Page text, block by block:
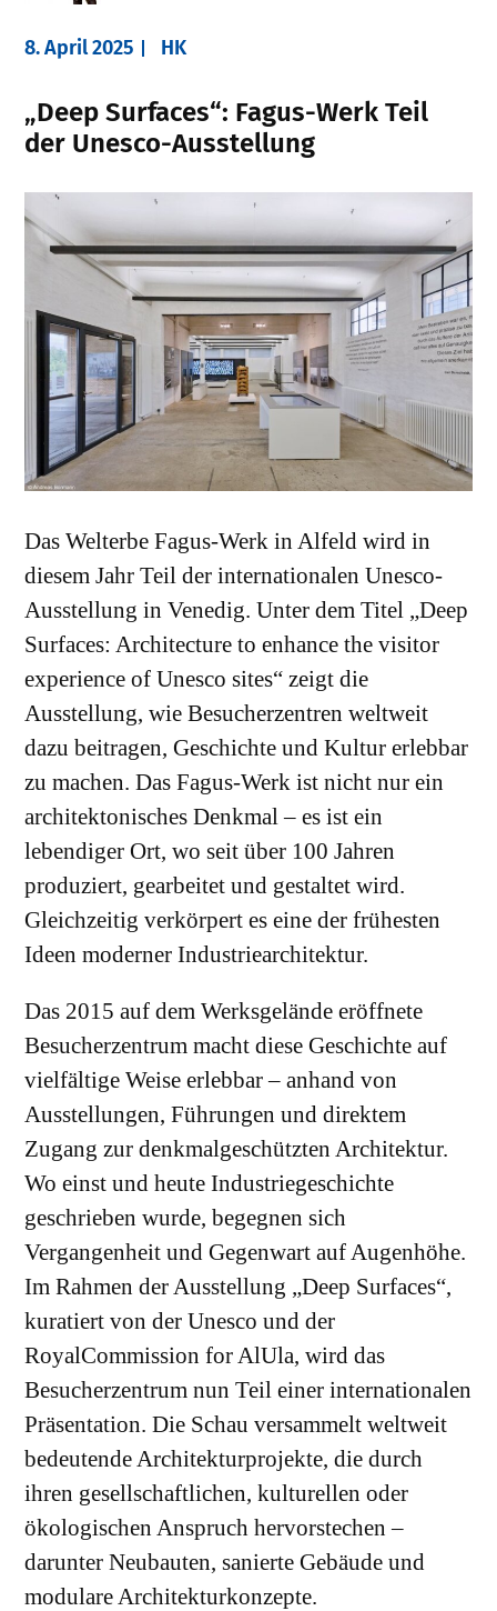
8. April 2025 HK
„Deep Surfaces“: Fagus-Werk Teil
der Unesco-Ausstellung
Das Welterbe Fagus-Werk in Alfeld wird in
diesem Jahr Teil der internationalen Unesco-
Ausstellung in Venedig. Unter dem Titel „Deep
Surfaces: Architecture to enhance the visitor
experience of Unesco sites“ zeigt die
Ausstellung, wie Besucherzentren weltweit
dazu beitragen, Geschichte und Kultur erlebbar
zu machen. Das Fagus-Werk ist nicht nur ein
architektonisches Denkmal – es ist ein
lebendiger Ort, wo seit über 100 Jahren
produziert, gearbeitet und gestaltet wird.
Gleichzeitig verkörpert es eine der frühesten
Ideen moderner Industriearchitektur.
Das 2015 auf dem Werksgelände eröffnete
Besucherzentrum macht diese Geschichte auf
vielfältige Weise erlebbar – anhand von
Ausstellungen, Führungen und direktem
Zugang zur denkmalgeschützten Architektur.
Wo einst und heute Industriegeschichte
geschrieben wurde, begegnen sich
Vergangenheit und Gegenwart auf Augenhöhe.
Im Rahmen der Ausstellung „Deep Surfaces“,
kuratiert von der Unesco und der
RoyalCommission for AlUla, wird das
Besucherzentrum nun Teil einer internationalen
Präsentation. Die Schau versammelt weltweit
bedeutende Architekturprojekte, die durch
ihren gesellschaftlichen, kulturellen oder
ökologischen Anspruch hervorstechen –
darunter Neubauten, sanierte Gebäude und
modulare Architekturkonzepte.